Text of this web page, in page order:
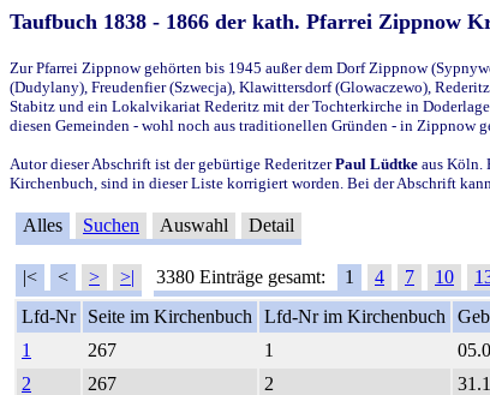
Taufbuch 1838 - 1866 der kath. Pfarrei Zippnow
Zur Pfarrei Zippnow gehörten bis 1945 außer dem Dorf Zippnow
(Dudylany), Freudenfier (Szwecja), Klawittersdorf (Glowaczewo),
Stabitz und ein Lokalvikariat Rederitz mit der Tochterkirche in
diesen Gemeinden - wohl noch aus traditionellen Gründen - in Zippnow
Autor dieser Abschrift ist der gebürtige RederitzerPaul Lüdtke aus Köln.
Kirchenbuch, sind in dieser Liste korrigiert worden. Bei der Abschrift
Alles Suchen Auswahl Detail
|< < > >| 3380 Einträge gesamt: 1 4 7 10
Lfd-Nr
Seite im Kirchenbuch Lfd-Nr im Kirchenbuch
1
267 1
2
267 2